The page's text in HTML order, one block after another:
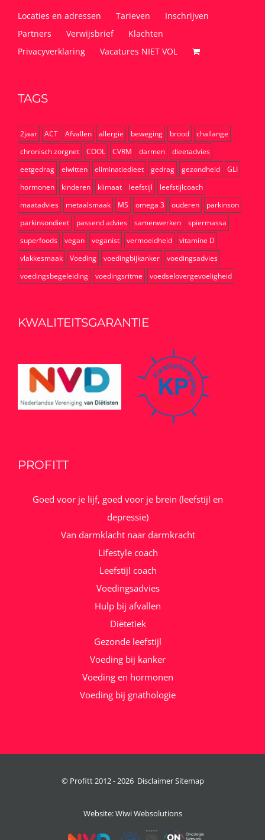
Locaties en adressen Tarieven
Inschrijven
Partners
Verwijsbrief
Klachten
Privacyverklaring
Vacatures NIET VOL
TAGS
2jaar ACT Afvallen allergie beweging brood
challange
chronisch zorgnet
COOL CVRM darmen
dieetadvies
eetgedrag
eiwitten eliminatiedieet gedrag gezondheid
GLI
hormonen
kinderen klimaat leefstijl
leefstijlcoach
maatadvies
metaalsmaak MS omega 3 ouderen
parkinson
parkinsondieet
passend advies samenwerken
spiermassa
superfoods
vegan veganist vermoeidheid
vitamine D
vlakkesmaak
Voeding voedingbijkanker
voedingsadvies
voedingsbegeleiding
voedingsritme voedselovergevoeligheid
KWALITEITSGARANTIE
PROFITT
Goed voor je lijf, goed voor je brein (leefstijl en
depressie)
Van darmklacht naar darmkracht
Lifestyle coach
Leefstijl coach
Voedingsadvies
Hulp bij afvallen
Diëtetiek
Gezonde leefstijl
Voeding bij kanker
Voeding en hormonen
Voeding bij gnathologie
© Profitt 2012 -2026 DisclaimerSitemap
Website:Wiwi Websolutions